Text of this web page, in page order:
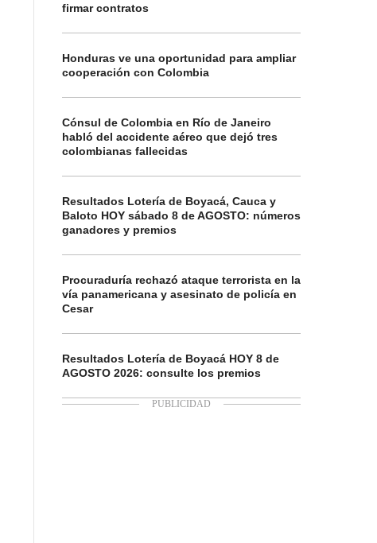
firmar contratos
Honduras ve una oportunidad para ampliar
cooperación con Colombia
Cónsul de Colombia en Río de Janeiro
habló del accidente aéreo que dejó tres
colombianas fallecidas
Resultados Lotería de Boyacá, Cauca y
Baloto HOY sábado 8 de AGOSTO: números
ganadores y premios
Procuraduría rechazó ataque terrorista en la
vía panamericana y asesinato de policía en
Cesar
Resultados Lotería de Boyacá HOY 8 de
AGOSTO 2026: consulte los premios